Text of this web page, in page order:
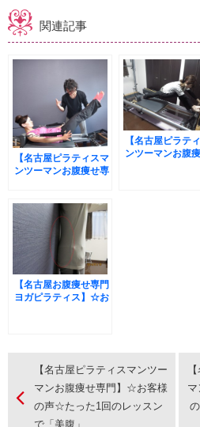
関連記事
【名古屋ピラティスマ
ンツーマンお腹痩せ専
状況のお知らせ
【名古屋ピラテ
ンツーマンお腹
【名古屋お腹痩せ専門
ヨガピラティス】☆お
【名古屋ピラティスマンツー
マンお腹痩せ専門】☆お客様
の声☆たった1回のレッスン
で「美腹」